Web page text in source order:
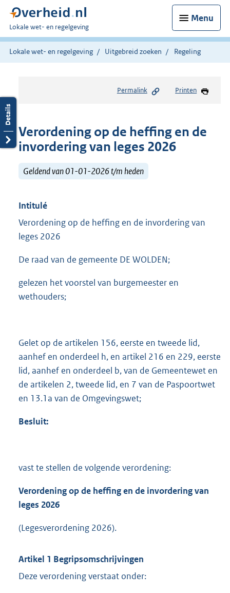
Menu
U
bent
hier:
Lokale wet- en regelgeving
Lokale wet- en regelgeving Uitgebreid zoeken Regeling
Permalink Printen
Verordening op de heffing en de
invordering van leges 2026
Geldend van 01-01-2026 t/m heden
Intitulé
Verordening op de heffing en de invordering van
leges 2026
De raad van de gemeente DE WOLDEN;
gelezen het voorstel van burgemeester en
wethouders;
Gelet op de artikelen 156, eerste en tweede lid,
aanhef en onderdeel h, en artikel 216 en 229, eerste
lid, aanhef en onderdeel b, van de Gemeentewet en
de artikelen 2, tweede lid, en 7 van de Paspoortwet
en 13.1a van de Omgevingswet;
Besluit:
vast te stellen de volgende verordening:
Verordening op de heffing en de invordering van
leges 2026
(Legesverordening 2026).
Artikel 1 Begripsomschrijvingen
Deze verordening verstaat onder: